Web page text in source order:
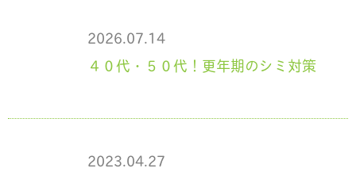
2026.07.14
４０代・５０代！更年期のシミ対策
2023.04.27